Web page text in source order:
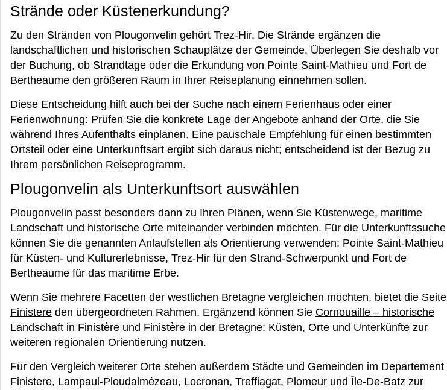
Strände oder Küstenerkundung?
Zu den Stränden von Plougonvelin gehört Trez-Hir. Die Strände ergänzen die
landschaftlichen und historischen Schauplätze der Gemeinde. Überlegen Sie deshalb vor
der Buchung, ob Strandtage oder die Erkundung von Pointe Saint-Mathieu und Fort de
Bertheaume den größeren Raum in Ihrer Reiseplanung einnehmen sollen.
Diese Entscheidung hilft auch bei der Suche nach einem Ferienhaus oder einer
Ferienwohnung: Prüfen Sie die konkrete Lage der Angebote anhand der Orte, die Sie
während Ihres Aufenthalts einplanen. Eine pauschale Empfehlung für einen bestimmten
Ortsteil oder eine Unterkunftsart ergibt sich daraus nicht; entscheidend ist der Bezug zu
Ihrem persönlichen Reiseprogramm.
Plougonvelin als Unterkunftsort auswählen
Plougonvelin passt besonders dann zu Ihren Plänen, wenn Sie Küstenwege, maritime
Landschaft und historische Orte miteinander verbinden möchten. Für die Unterkunftssuche
können Sie die genannten Anlaufstellen als Orientierung verwenden: Pointe Saint-Mathieu
für Küsten- und Kulturerlebnisse, Trez-Hir für den Strand-Schwerpunkt und Fort de
Bertheaume für das maritime Erbe.
Wenn Sie mehrere Facetten der westlichen Bretagne vergleichen möchten, bietet die Seite
Finistere den übergeordneten Rahmen. Ergänzend können Sie Cornouaille – historische
Landschaft in Finistère und Finistère in der Bretagne: Küsten, Orte und Unterkünfte zur
weiteren regionalen Orientierung nutzen.
Für den Vergleich weiterer Orte stehen außerdem Städte und Gemeinden im Departement
Finistere, Lampaul-Ploudalmézeau, Locronan, Treffiagat, Plomeur und Île-De-Batz zur